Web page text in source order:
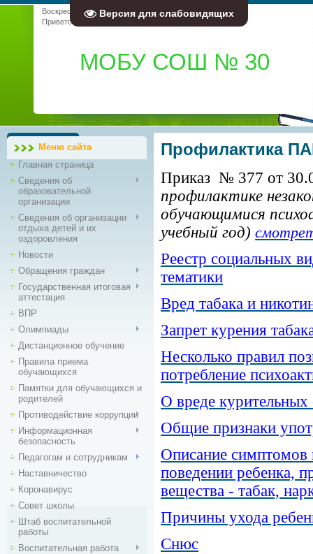
Версия для слабовидящих
Воскресенье, 09.08.2026, 13:12
Приветствую Вас
Гость RSS
МОБУ СОШ № 30
Меню сайта
Главная страница
Сведения об
образовательной
организации
Сведения об организации
отдыха детей и их
оздоровления
Новости
Обращения граждан
Государственная итоговая
аттестация
ВПР
Олимпиады
Дистанционное обучение
Правила приема
обучающихся
Памятки для обучающихся и
родителей
Противодействие коррупции
Информационная
безопасность
Педагогам и сотрудникам
Наставничество
Коронавирус
Совет школы
Штаб воспитательной
работы
Воспитательная работа
Профилактика
Приказ № 377 от
профилактике
обучающимися
учебный год)
Реестр социальных
тематики
Вред табака и
Запрет курения
Несколько правил
потребление
О вреде курительных
Общие признаки
Описание симптомов
поведении ребенка,
вещества - табак,
Причины ухода
Снюс